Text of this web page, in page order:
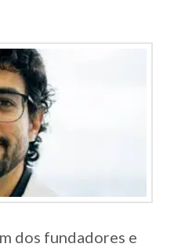
dos fundadores e